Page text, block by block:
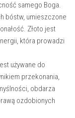
samego Boga.
bóstw, umieszczone
Złoto jest
która prowadzi
używane do
przekonania,
obdarza
ozdobionych